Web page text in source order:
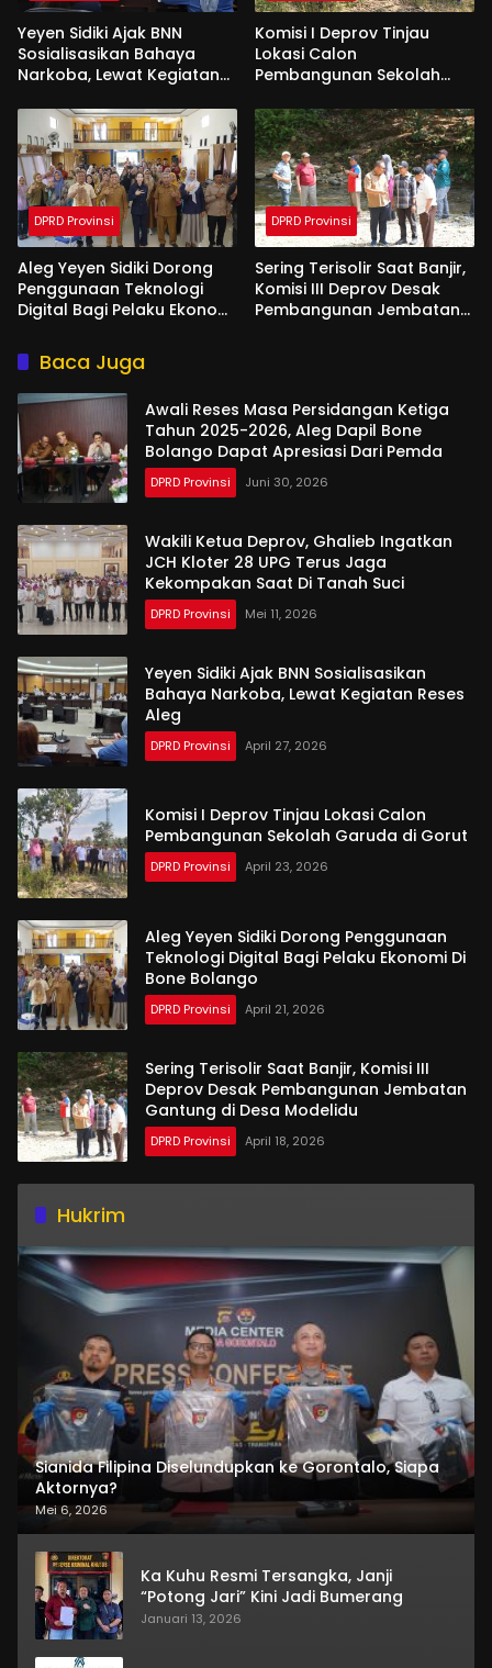
Yeyen Sidiki Ajak BNN
Sosialisasikan Bahaya
Narkoba, Lewat Kegiatan
Komisi I Deprov Tinjau
Lokasi Calon
Pembangunan Sekolah
DPRD Provinsi
Aleg Yeyen Sidiki Dorong
Penggunaan Teknologi
Digital Bagi Pelaku Ekonomi
DPRD Provinsi
Sering Terisolir Saat Banjir,
Komisi III Deprov Desak
Pembangunan Jembatan
Baca Juga
Awali Reses Masa Persidangan Ketiga
Tahun 2025-2026, Aleg Dapil Bone
Bolango Dapat Apresiasi Dari Pemda
DPRD Provinsi Juni 30, 2026
Wakili Ketua Deprov, Ghalieb Ingatkan
JCH Kloter 28 UPG Terus Jaga
Kekompakan Saat Di Tanah Suci
DPRD Provinsi Mei 11, 2026
Yeyen Sidiki Ajak BNN Sosialisasikan
Bahaya Narkoba, Lewat Kegiatan Reses
Aleg
DPRD Provinsi April 27, 2026
Komisi I Deprov Tinjau Lokasi Calon
Pembangunan Sekolah Garuda di Gorut
DPRD Provinsi April 23, 2026
Aleg Yeyen Sidiki Dorong Penggunaan
Teknologi Digital Bagi Pelaku Ekonomi Di
Bone Bolango
DPRD Provinsi April 21, 2026
Sering Terisolir Saat Banjir, Komisi III
Deprov Desak Pembangunan Jembatan
Gantung di Desa Modelidu
DPRD Provinsi April 18, 2026
Hukrim
Sianida Filipina Diselundupkan ke Gorontalo, Siapa
Aktornya?
Mei 6, 2026
Ka Kuhu Resmi Tersangka, Janji
“Potong Jari” Kini Jadi Bumerang
Januari 13, 2026